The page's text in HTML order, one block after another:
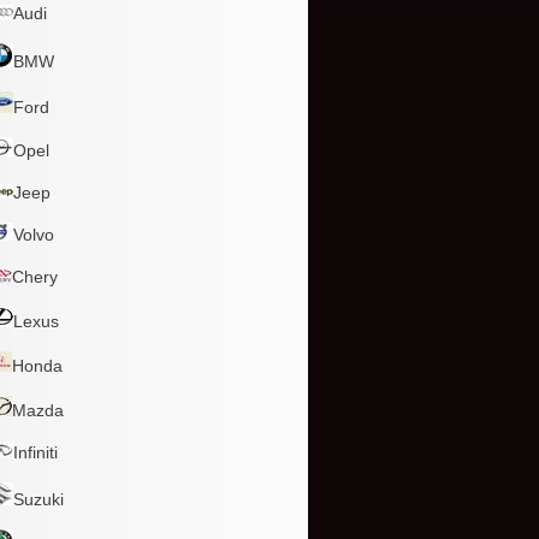
Audi
BMW
Ford
Opel
Jeep
Volvo
Chery
Lexus
Honda
Mazda
Infiniti
Suzuki